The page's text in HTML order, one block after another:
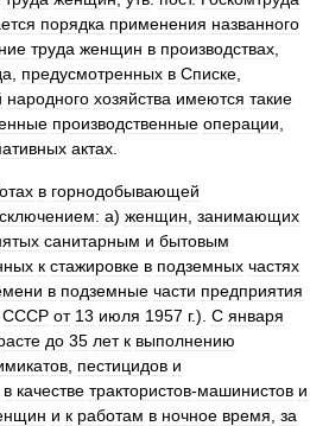
порядка применения названного
труда женщин в производствах
предусмотренных в Списке
народного хозяйства имеются такие
производственные операции
актах
в горнодобывающей
а) женщин занимающих
санитарным и бытовым
к стажировке в подземных частях
в подземные части предприятия
СССР от 13 июля 1957 г.). С января
до 35 лет к выполнению
пестицидов и
в качестве трактористов-машинистов и
и к работам в ночное время за